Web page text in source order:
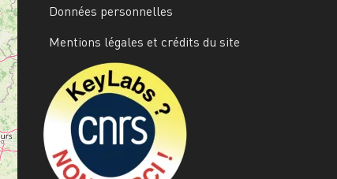
Données personnelles
Mentions légales et crédits du site